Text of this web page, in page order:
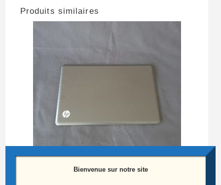
Produits similaires
Bienvenue sur notre site